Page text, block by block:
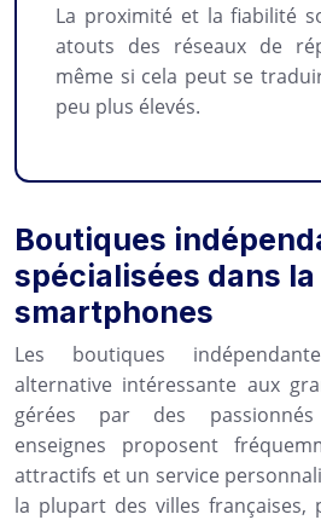
La proximité et la fiabilité
atouts des réseaux de
même si cela peut se
peu plus élevés.
Boutiques
spécialisées dans
smartphones
Les boutiques
alternative intéressante aux
gérées par des passionnés
enseignes proposent
attractifs et un service
la plupart des villes françaises,